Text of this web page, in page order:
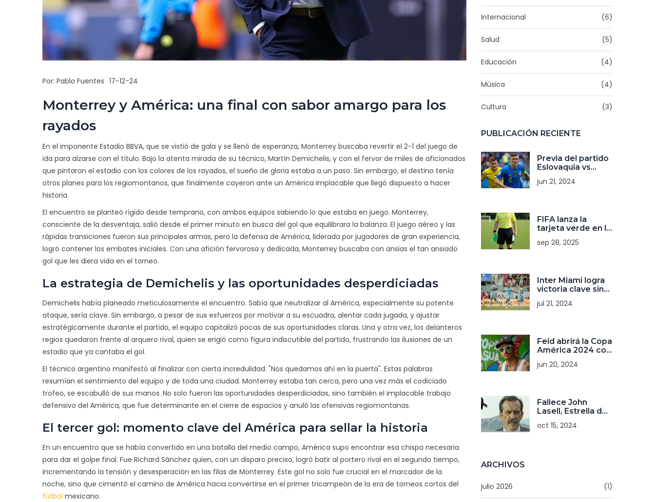
Internacional (6)
Salud (5)
Educación (4)
Música (4)
Cultura (3)
PUBLICACIÓN RECIENTE
Previa del partido
Eslovaquia vs
2024: dónde ver
jun 21, 2024
FIFA lanza la
tarjeta verde en la
de Chile
sep 28, 2025
Inter Miami logra
victoria clave sin
jul 21, 2024
Feid abrirá la Copa
América 2024 con
actuación en
jun 20, 2024
Fallece John
Lasell, Estrella de
Desconocida' y
oct 15, 2024
ARCHIVOS
julio 2026 (1)
Por: Pablo Fuentes 17-12-24
Monterrey y América: una final con sabor amargo para los
rayados
En el imponente Estadio BBVA, que se vistió de gala y se llenó de esperanza, Monterrey buscaba revertir el 2-1 del juego de
ida para alzarse con el título. Bajo la atenta mirada de su técnico, Martín Demichelis, y con el fervor de miles de aficionados
que pintaron el estadio con los colores de los rayados, el sueño de gloria estaba a un paso. Sin embargo, el destino tenía
otros planes para los regiomontanos, que finalmente cayeron ante un América implacable que llegó dispuesto a hacer
historia.
El encuentro se planteó rígido desde temprano, con ambos equipos sabiendo lo que estaba en juego. Monterrey,
consciente de la desventaja, salió desde el primer minuto en busca del gol que equilibrara la balanza. El juego aéreo y las
rápidas transiciones fueron sus principales armas, pero la defensa de América, liderada por jugadores de gran experiencia,
logró contener los embates iniciales. Con una afición fervorosa y dedicada, Monterrey buscaba con ansias el tan ansiado
gol que les diera vida en el torneo.
La estrategia de Demichelis y las oportunidades desperdiciadas
Demichelis había planeado meticulosamente el encuentro. Sabía que neutralizar al América, especialmente su potente
ataque, sería clave. Sin embargo, a pesar de sus esfuerzos por motivar a su escuadra, alentar cada jugada, y ajustar
estratégicamente durante el partido, el equipo capitalizó pocas de sus oportunidades claras. Una y otra vez, los delanteros
regios quedaron frente al arquero rival, quien se erigió como figura indiscutible del partido, frustrando las ilusiones de un
estadio que ya cantaba el gol.
El técnico argentino manifestó al finalizar con cierta incredulidad: "Nos quedamos ahí en la puerta". Estas palabras
resumían el sentimiento del equipo y de toda una ciudad. Monterrey estaba tan cerca, pero una vez más el codiciado
trofeo, se escabulló de sus manos. No solo fueron las oportunidades desperdiciadas, sino también el implacable trabajo
defensivo del América, que fue determinante en el cierre de espacios y anuló las ofensivas regiomontanas.
El tercer gol: momento clave del América para sellar la historia
En un encuentro que se había convertido en una batalla del medio campo, América supo encontrar esa chispa necesaria
para dar el golpe final. Fue Richard Sánchez quien, con un disparo preciso, logró batir al portero rival en el segundo tiempo,
incrementando la tensión y desesperación en las filas de Monterrey. Este gol no solo fue crucial en el marcador de la
noche, sino que cimentó el camino de América hacia convertirse en el primer tricampeón de la era de torneos cortos del
fútbol mexicano.